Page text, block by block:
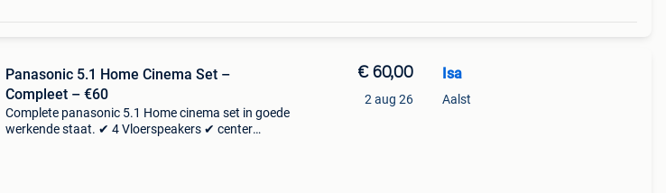
Panasonic 5.1 Home Cinema Set –
Compleet – €60
Complete panasonic 5.1 Home cinema set in goede
werkende staat. ✔ 4 Vloerspeakers ✔ center
€ 60,00
2 aug 26
Isa
Aalst